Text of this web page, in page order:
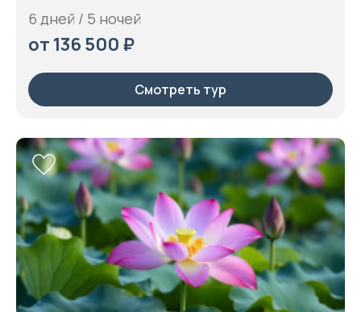
6 дней / 5 ночей
от 136 500 ₽
Смотреть тур